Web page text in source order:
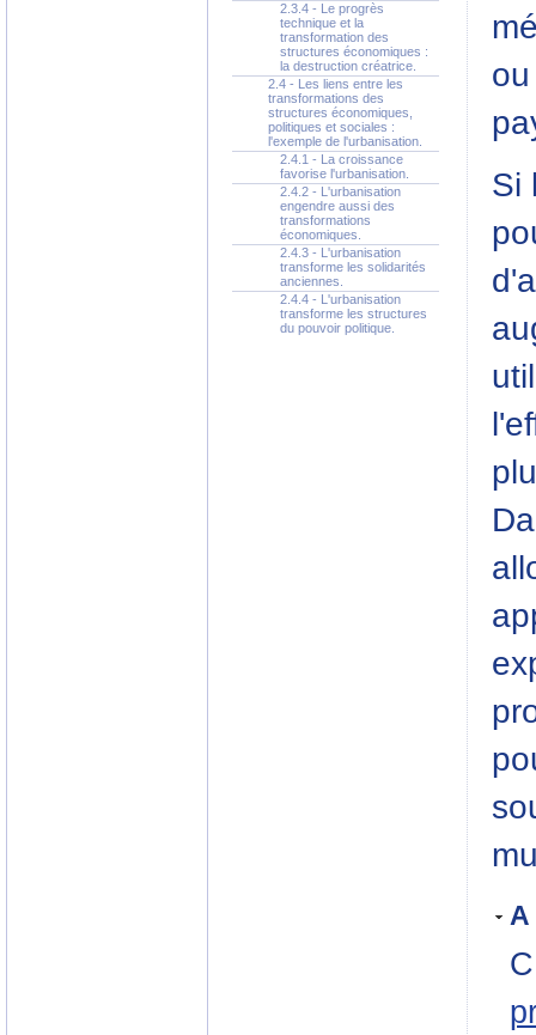
2.3.4 - Le progrès
technique et la
transformation des
structures économiques :
la destruction créatrice.
2.4 - Les liens entre les
transformations des
structures économiques,
politiques et sociales :
l'exemple de l'urbanisation.
2.4.1 - La croissance
favorise l'urbanisation.
2.4.2 - L'urbanisation
engendre aussi des
transformations
économiques.
2.4.3 - L'urbanisation
transforme les solidarités
anciennes.
2.4.4 - L'urbanisation
transforme les structures
du pouvoir politique.
Si
A